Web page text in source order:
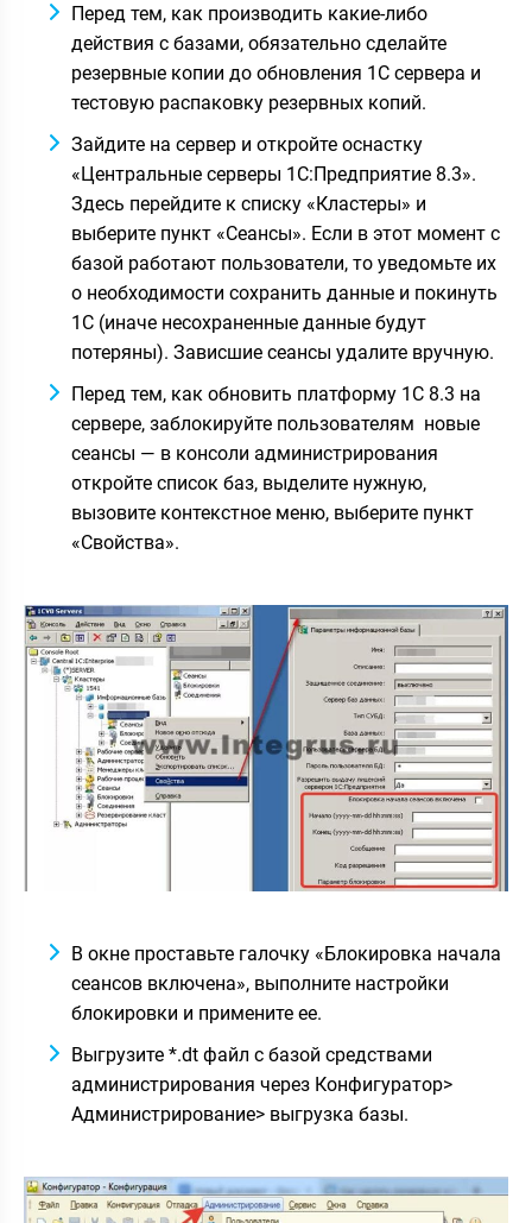
Перед тем, как производить какие-либо
действия с базами, обязательно сделайте
резервные копии до обновления 1С сервера и
тестовую распаковку резервных копий.
Зайдите на сервер и откройте оснастку
«Центральные серверы 1С:Предприятие 8.3».
Здесь перейдите к списку «Кластеры» и
выберите пункт «Сеансы». Если в этот момент с
базой работают пользователи, то уведомьте их
о необходимости сохранить данные и покинуть
1С (иначе несохраненные данные будут
потеряны). Зависшие сеансы удалите вручную.
Перед тем, как обновить платформу 1С 8.3 на
сервере, заблокируйте пользователям новые
сеансы — в консоли администрирования
откройте список баз, выделите нужную,
вызовите контекстное меню, выберите пункт
«Свойства».
В окне проставьте галочку «Блокировка начала
сеансов включена», выполните настройки
блокировки и примените ее.
Выгрузите *.dt файл с базой средствами
администрирования через Конфигуратор>
Администрирование> выгрузка базы.